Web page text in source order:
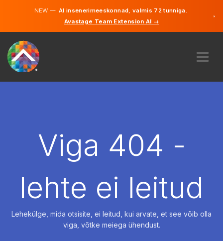
NEW —AI insenerimeeskonnad, valmis 72 tunniga.
Avastage Team Extension AI →
×
PALKAMAViga 404 -
lehte ei leitud
Lehekülge, mida otsisite, ei leitud, kui arvate, et see võib olla
viga, võtke meiega ühendust.